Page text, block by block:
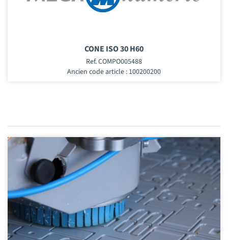
CONE ISO 30 H60
Ref. COMPO005488
Ancien code article : 100200200